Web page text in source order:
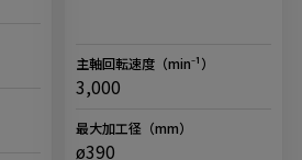
主軸回転速度（min⁻¹）
3,000
最大加工径 （mm）
ø390